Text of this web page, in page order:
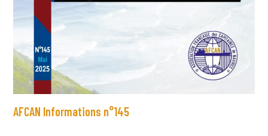
AFCAN Informations n°145